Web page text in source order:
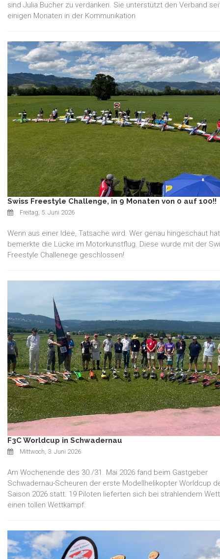
sind Julia Bucher zu verdanken. Sie unterstützt den Verband
einigen Monaten in der Kommunikation
Swiss Freestyle Challenge, in 9 Monaten von 0 auf 100!!
Freitag, 5. Juni 2026
Wenn aus einer Idee, Tatsache wird. Wer genau hingeschaut
bemerkte die Lücke im Motorkunstflug. Diese wurde mit der
Freestyle Challenege geschlossen!
F3C Worldcup in Schwadernau
Mittwoch, 3. Juni 2026
Am Wochenende des 30./31. Mai 2026 fand beim Gastgeber
Schwadernau-Scheuren der erste Modellhelikopter Worldcup
Saison 2026 statt. 19 Piloten lieferten sich bei strahlendem
einen tollen Wettkampf.